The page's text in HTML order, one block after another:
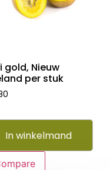
gold, Nieuw
per stuk
In winkelmand